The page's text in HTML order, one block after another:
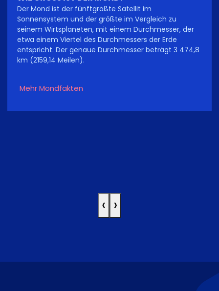
Der Mond ist der fünftgrößte Satellit im
Sonnensystem und der größte im Vergleich zu
seinem Wirtsplaneten, mit einem Durchmesser, der
etwa einem Viertel des Durchmessers der Erde
entspricht. Der genaue Durchmesser beträgt 3 474,8
km (2159,14 Meilen).
Mehr Mondfakten
‹ ›